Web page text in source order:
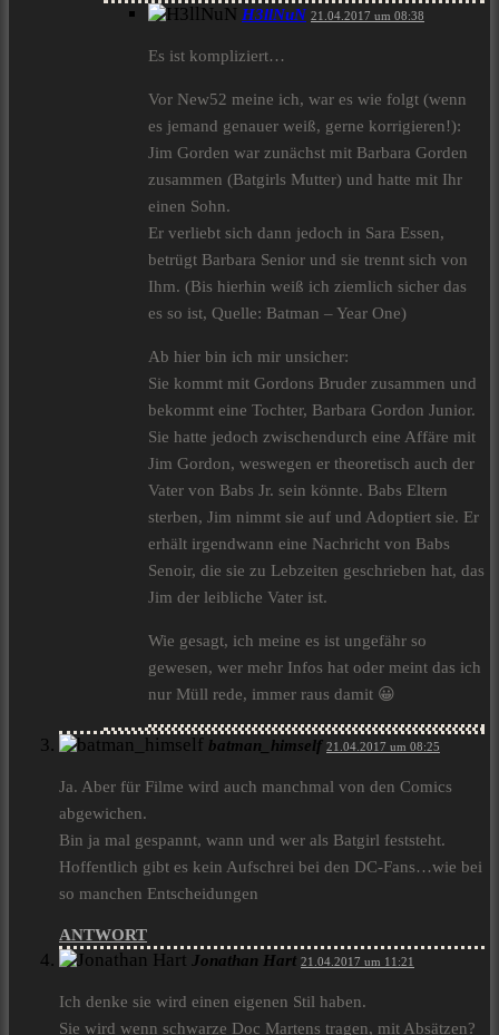
H3llNuN 21.04.2017 um 08:38
Es ist kompliziert…
Vor New52 meine ich, war es wie folgt (wenn
es jemand genauer weiß, gerne korrigieren!):
Jim Gorden war zunächst mit Barbara Gorden
zusammen (Batgirls Mutter) und hatte mit Ihr
einen Sohn.
Er verliebt sich dann jedoch in Sara Essen,
betrügt Barbara Senior und sie trennt sich von
Ihm. (Bis hierhin weiß ich ziemlich sicher das
es so ist, Quelle: Batman – Year One)
Ab hier bin ich mir unsicher:
Sie kommt mit Gordons Bruder zusammen und
bekommt eine Tochter, Barbara Gordon Junior.
Sie hatte jedoch zwischendurch eine Affäre mit
Jim Gordon, weswegen er theoretisch auch der
Vater von Babs Jr. sein könnte. Babs Eltern
sterben, Jim nimmt sie auf und Adoptiert sie. Er
erhält irgendwann eine Nachricht von Babs
Senoir, die sie zu Lebzeiten geschrieben hat, das
Jim der leibliche Vater ist.
Wie gesagt, ich meine es ist ungefähr so
gewesen, wer mehr Infos hat oder meint das ich
nur Müll rede, immer raus damit 😀
batman_himself 21.04.2017 um 08:25
Ja. Aber für Filme wird auch manchmal von den Comics
abgewichen.
Bin ja mal gespannt, wann und wer als Batgirl feststeht.
Hoffentlich gibt es kein Aufschrei bei den DC-Fans…wie bei
so manchen Entscheidungen
ANTWORT
Jonathan Hart 21.04.2017 um 11:21
Ich denke sie wird einen eigenen Stil haben.
Sie wird wenn schwarze Doc Martens tragen, mit Absätzen?